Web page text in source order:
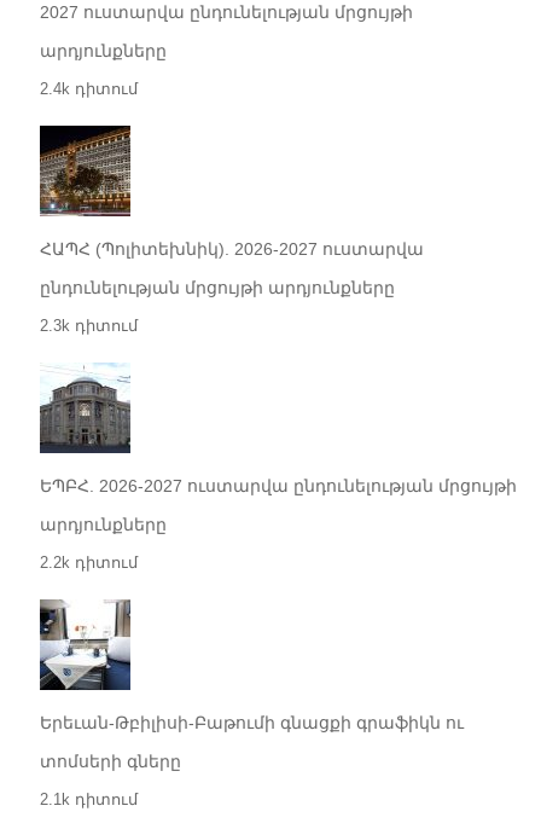
2027 ուստարվա ընդունելության մրցույթի
արդյունքները
2.4k դիտում
ՀԱՊՀ (Պոլիտեխնիկ). 2026-2027 ուստարվա
ընդունելության մրցույթի արդյունքները
2.3k դիտում
ԵՊԲՀ. 2026-2027 ուստարվա ընդունելության մրցույթի
արդյունքները
2.2k դիտում
Երեւան-Թբիլիսի-Բաթումի գնացքի գրաֆիկն ու
տոմսերի գները
2.1k դիտում